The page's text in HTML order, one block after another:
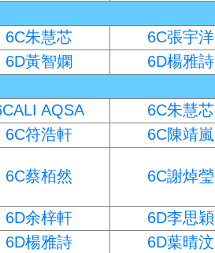
6C朱慧芯
6C張宇洋
6D黃智嫻
6D楊雅詩
AQSA
6C朱慧芯
6C符浩軒
6C陳靖嵐
6C蔡栢然 6C謝焯瑩
6D余梓軒 6D李思穎
6D楊雅詩
6D葉晴汶